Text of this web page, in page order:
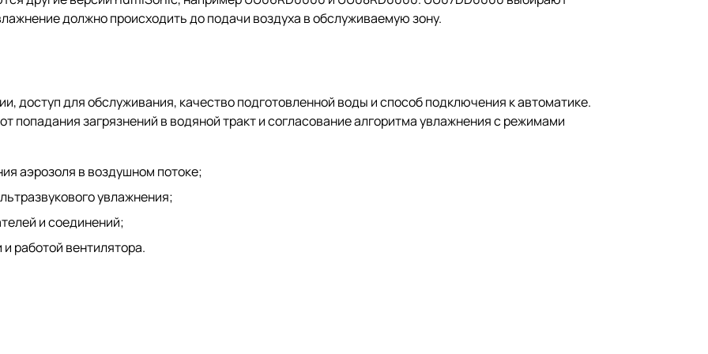
должно происходить до подачи воздуха в обслуживаемую зону.
доступ для обслуживания, качество подготовленной воды и способ подключения к автоматике.
попадания загрязнений в водяной тракт и согласование алгоритма увлажнения с режимами
аэрозоля в воздушном потоке;
увлажнения;
и соединений;
работой вентилятора.